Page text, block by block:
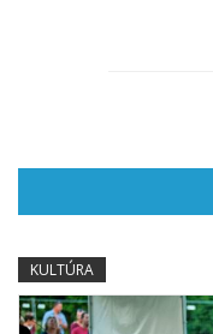
KULTÚRA